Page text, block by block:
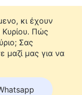
κι έχουν
Κυρίου. Πώς
Σας
μαζί μας για να